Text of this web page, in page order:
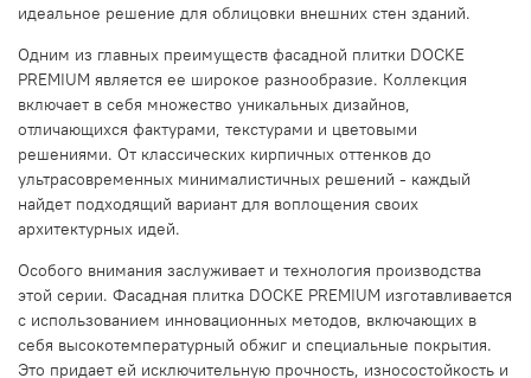
идеальное решение для облицовки внешних стен зданий.
Одним из главных преимуществ фасадной плитки DOCKE
PREMIUM является ее широкое разнообразие. Коллекция
включает в себя множество уникальных дизайнов,
отличающихся фактурами, текстурами и цветовыми
решениями. От классических кирпичных оттенков до
ультрасовременных минималистичных решений - каждый
найдет подходящий вариант для воплощения своих
архитектурных идей.
Особого внимания заслуживает и технология производства
этой серии. Фасадная плитка DOCKE PREMIUM изготавливается
с использованием инновационных методов, включающих в
себя высокотемпературный обжиг и специальные покрытия.
Это придает ей исключительную прочность, износостойкость и